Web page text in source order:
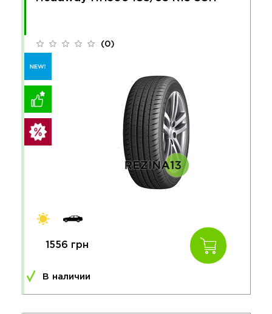
(0)
1556 грн
В наличии